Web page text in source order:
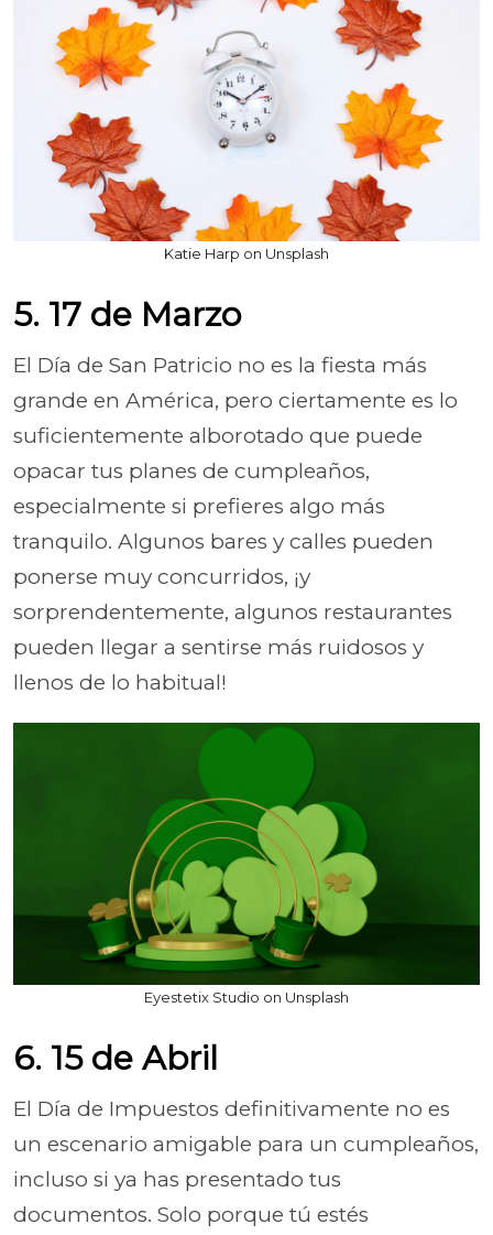
Katie Harp on Unsplash
5. 17 de Marzo
El Día de San Patricio no es la fiesta más
grande en América, pero ciertamente es lo
suficientemente alborotado que puede
opacar tus planes de cumpleaños,
especialmente si prefieres algo más
tranquilo. Algunos bares y calles pueden
ponerse muy concurridos, ¡y
sorprendentemente, algunos restaurantes
pueden llegar a sentirse más ruidosos y
llenos de lo habitual!
Eyestetix Studio on Unsplash
6. 15 de Abril
El Día de Impuestos definitivamente no es
un escenario amigable para un cumpleaños,
incluso si ya has presentado tus
documentos. Solo porque tú estés